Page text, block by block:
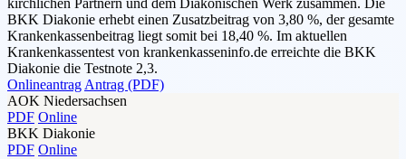
kirchlichen Partnern und dem Diakonischen Werk zusammen. Die
BKK Diakonie erhebt einen Zusatzbeitrag von 3,80 %, der gesamte
Krankenkassenbeitrag liegt somit bei 18,40 %. Im aktuellen
Krankenkassentest von krankenkasseninfo.de erreichte die BKK
Diakonie die Testnote 2,3.
Onlineantrag Antrag (PDF)
AOK Niedersachsen
PDF Online
BKK Diakonie
PDF Online